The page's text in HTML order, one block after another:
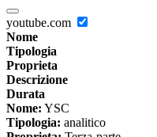
youtube.com
Nome
Tipologia
Proprieta
Descrizione
Durata
Nome: YSC
Tipologia: analitico